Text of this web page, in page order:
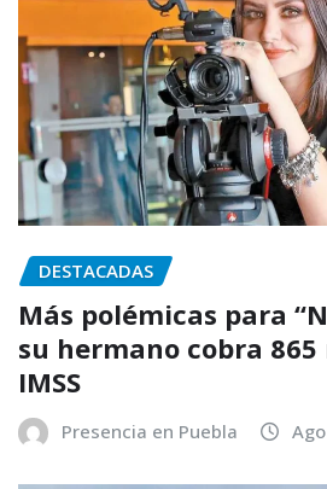
DESTACADAS
Más polémicas para
su hermano cobra 865
IMSS
Presencia en Puebla